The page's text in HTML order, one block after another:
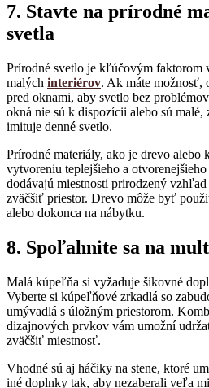
7. Stavte na prírodné
svetla
Prírodné svetlo je kľúčovým faktorom
malých interiérov. Ak máte možnosť,
pred oknami, aby svetlo bez
okná nie sú k dispozícii alebo sú malé,
imituje denné svetlo.
Prírodné materiály, ako je drevo alebo
vytvoreniu teplejšieho a
dodávajú miestnosti prirodzený
zväčšiť priestor. Drevo môže byť
alebo dokonca na nábytku.
8. Spoľahnite sa na
Malá kúpeľňa si vyžaduje šikovné
Vyberte si kúpeľňové zrkadlá so
umývadlá s úložným priestorom.
dizajnových prvkov vám umožní
zväčšiť miestnosť.
Vhodné sú aj háčiky na stene, ktoré
iné doplnky tak, aby nezaberali veľa